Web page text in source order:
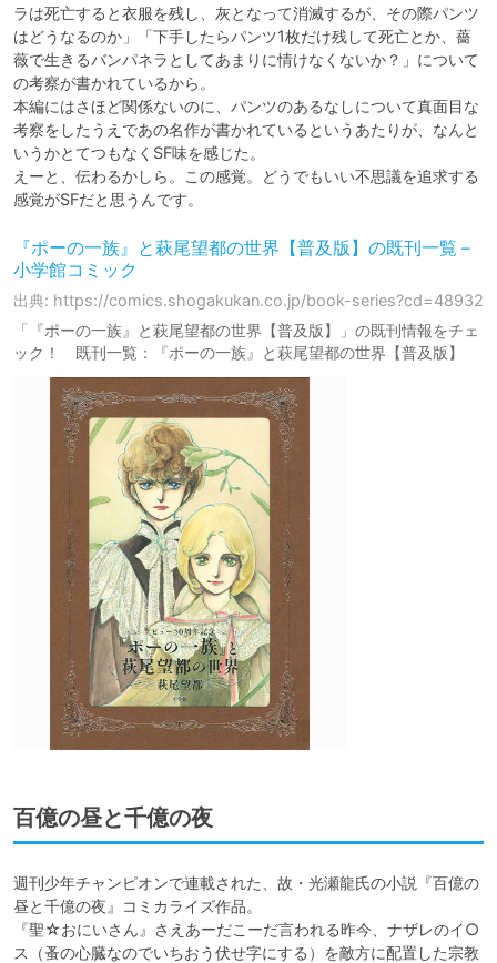
ラは死亡すると衣服を残し、灰となって消滅するが、その際パンツ
はどうなるのか」「下手したらパンツ1枚だけ残して死亡とか、薔
薇で生きるバンパネラとしてあまりに情けなくないか？」について
の考察が書かれているから。
本編にはさほど関係ないのに、パンツのあるなしについて真面目な
考察をしたうえであの名作が書かれているというあたりが、なんと
いうかとてつもなくSF味を感じた。
えーと、伝わるかしら。この感覚。どうでもいい不思議を追求する
感覚がSFだと思うんです。
『ポーの一族』と萩尾望都の世界【普及版】の既刊一覧 –
小学館コミック
出典: https://comics.shogakukan.co.jp/book-series?cd=48932
「『ポーの一族』と萩尾望都の世界【普及版】」の既刊情報をチェ
ック！ 既刊一覧：『ポーの一族』と萩尾望都の世界【普及版】
百億の昼と千億の夜
週刊少年チャンピオンで連載された、故・光瀬龍氏の小説『百億の
昼と千億の夜』コミカライズ作品。
『聖☆おにいさん』さえあーだこーだ言われる昨今、ナザレのイ○
ス（蚤の心臓なのでいちおう伏せ字にする）を敵方に配置した宗教